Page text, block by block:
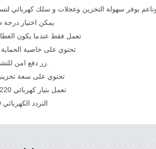
يوفر سهولة التخزين وعجلات و سلك كهربائي
يمكن اختيار درجة
تعمل فقط عندما يكون
تحتوي على خاصية
تحتوي على سعة تخزينية
تعمل بتيار كهربائي 220-240 فولت
التردد الكهربائي 50-60 هرتز